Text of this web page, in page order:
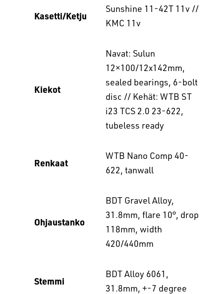
Kasetti/Ketju
Sunshine 11-42T 11v //
KMC 11v
Kiekot
Navat: Sulun
12×100/12x142mm,
sealed bearings, 6-bolt
disc // Kehät: WTB ST
i23 TCS 2.0 23-622,
tubeless ready
Renkaat
WTB Nano Comp 40-
622, tanwall
Ohjaustanko
BDT Gravel Alloy,
31.8mm, flare 10°, drop
118mm, width
420/440mm
Stemmi
BDT Alloy 6061,
31.8mm, +-7 degree